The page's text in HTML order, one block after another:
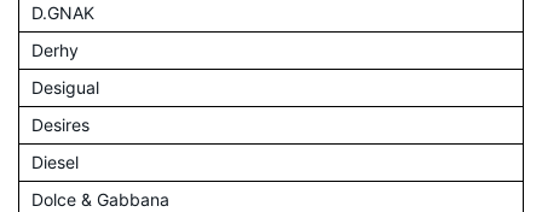
D.GNAK
Derhy
Desigual
Desires
Diesel
Dolce & Gabbana